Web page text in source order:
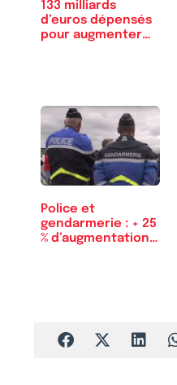
133 milliards
d’euros dépensés
pour augmenter
Police et
gendarmerie : + 25
% d’augmentation